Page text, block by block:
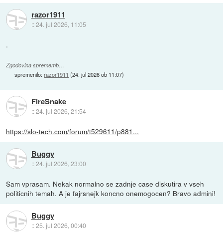
razor1911
::24. jul 2026, 11:05
.
Zgodovina sprememb…
spremenilo:razor1911 (24. jul 2026 ob 11:07)
FireSnake
::24. jul 2026, 21:54
https://slo-tech.com/forum/t529611/p881...
Buggy
::24. jul 2026, 23:00
Sam vprasam. Nekak normalno se zadnje case diskutira v vseh
politicnih temah. A je fajrsnejk koncno onemogocen? Bravo admini!
Buggy
::25. jul 2026, 00:40